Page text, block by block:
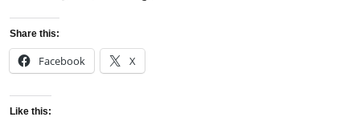
Share this:
Facebook X
Like this: